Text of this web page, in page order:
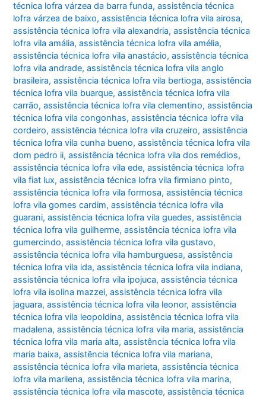
técnica lofra várzea da barra funda,assistência técnica
lofra várzea de baixo,assistência técnica lofra vila airosa,
assistência técnica lofra vila alexandria,assistência técnica
lofra vila amália,assistência técnica lofra vila amélia,
assistência técnica lofra vila anastácio,assistência técnica
lofra vila andrade,assistência técnica lofra vila anglo
brasileira,assistência técnica lofra vila bertioga,assistência
técnica lofra vila buarque,assistência técnica lofra vila
carrão,assistência técnica lofra vila clementino,assistência
técnica lofra vila congonhas,assistência técnica lofra vila
cordeiro,assistência técnica lofra vila cruzeiro,assistência
técnica lofra vila cunha bueno,assistência técnica lofra vila
dom pedro ii,assistência técnica lofra vila dos remédios,
assistência técnica lofra vila ede,assistência técnica lofra
vila fiat lux,assistência técnica lofra vila firmiano pinto,
assistência técnica lofra vila formosa,assistência técnica
lofra vila gomes cardim,assistência técnica lofra vila
guarani,assistência técnica lofra vila guedes,assistência
técnica lofra vila guilherme,assistência técnica lofra vila
gumercindo,assistência técnica lofra vila gustavo,
assistência técnica lofra vila hamburguesa,assistência
técnica lofra vila ida,assistência técnica lofra vila indiana,
assistência técnica lofra vila ipojuca,assistência técnica
lofra vila isolina mazzei,assistência técnica lofra vila
jaguara,assistência técnica lofra vila leonor,assistência
técnica lofra vila leopoldina,assistência técnica lofra vila
madalena,assistência técnica lofra vila maria,assistência
técnica lofra vila maria alta,assistência técnica lofra vila
maria baixa,assistência técnica lofra vila mariana,
assistência técnica lofra vila marieta,assistência técnica
lofra vila marilena,assistência técnica lofra vila marina,
assistência técnica lofra vila mascote,assistência técnica